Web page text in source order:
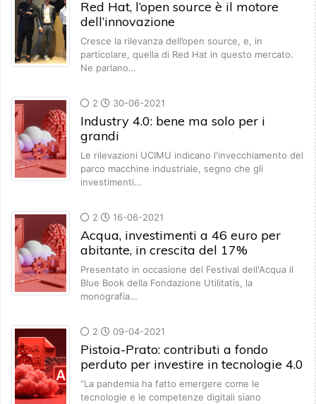
Red Hat, l’open source è il motore
dell’innovazione
Cresce la rilevanza dell’open source, e, in
particolare, quella di Red Hat in questo mercato.
Ne parlano…
2 30-06-2021
Industry 4.0: bene ma solo per i
grandi
Le rilevazioni UCIMU indicano l'invecchiamento del
parco macchine industriale, segno che gli
investimenti…
2 16-06-2021
Acqua, investimenti a 46 euro per
abitante, in crescita del 17%
Presentato in occasione del Festival dell'Acqua il
Blue Book della Fondazione Utilitatis, la
monografia…
2 09-04-2021
Pistoia-Prato: contributi a fondo
perduto per investire in tecnologie 4.0
“La pandemia ha fatto emergere come le
tecnologie e le competenze digitali siano